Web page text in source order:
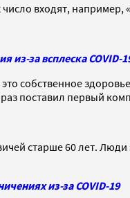
входят, например,
за всплеска COVID-
собственное
поставил первый
старше 60 лет.
из-за COVID-19